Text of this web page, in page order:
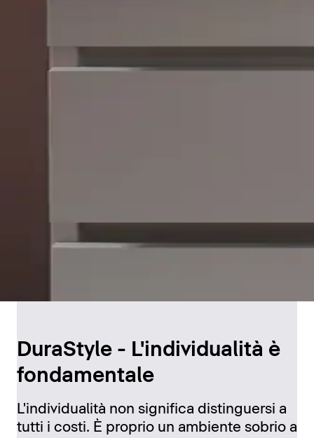
DuraStyle - L'individualità è
fondamentale
L'individualità non significa distinguersi a
tutti i costi. È proprio un ambiente sobrio a